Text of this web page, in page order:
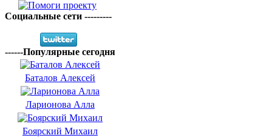
Социальные сети ---------
------Популярные сегодня
Баталов Алексей
Ларионова Алла
Боярский Михаил